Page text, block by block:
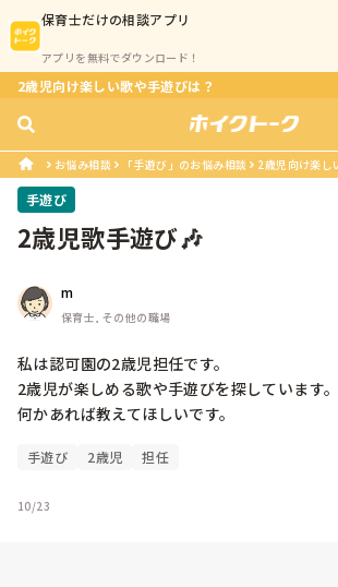
保育士だけの相談アプリ
アプリを無料でダウンロード！
2歳児向け楽しい歌や手遊びは？
お悩み相談 「手遊び」のお悩み相談 2歳児向け楽し
手遊び
2歳児歌手遊び🎶
m
保育士, その他の職場
私は認可園の2歳児担任です。
2歳児が楽しめる歌や手遊びを探しています。
何かあれば教えてほしいです。
手遊び 2歳児 担任
10/23